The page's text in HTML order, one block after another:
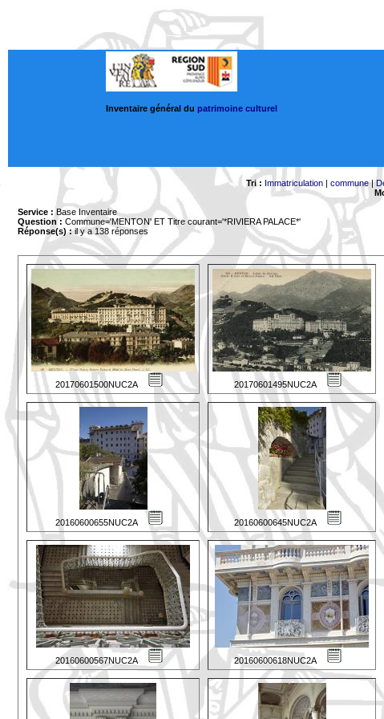
Inventaire général du patrimoine culturel
Tri : Immatriculation| commune|
Service : Base Inventaire
Question : Commune='MENTON' ET Titre courant='*RIVIERA PALACE*'
Réponse(s) :il y a 138 réponses
20170601500NUC2A 20170601495NUC2A
20160600655NUC2A 20160600645NUC2A
20160600567NUC2A 20160600618NUC2A